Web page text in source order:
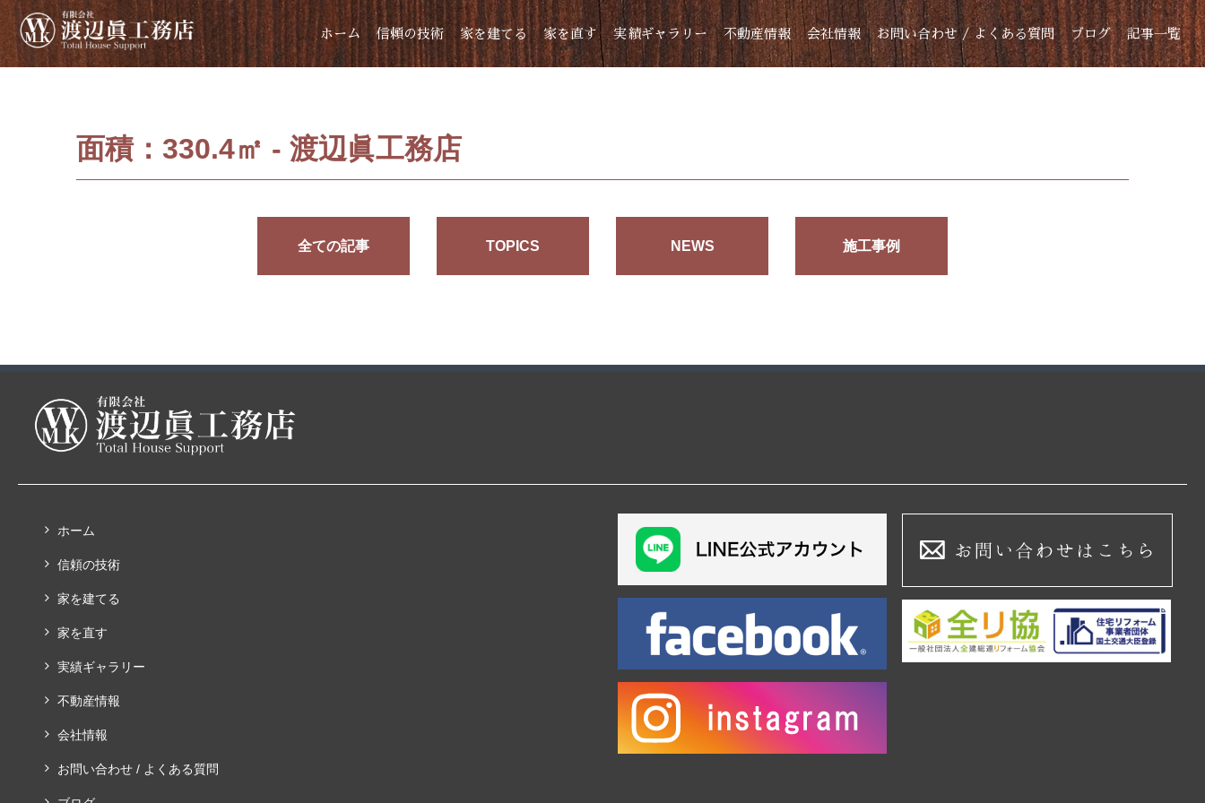
ホーム 信頼の技術 家を建てる 家を直す 実績ギャラリー 不動産情報 会社情報 お問い合わせ / よくある質問 ブログ 記事一覧
面積：330.4㎡ - 渡辺眞工務店
全ての記事 TOPICS NEWS 施工事例
ホーム
信頼の技術
家を建てる
家を直す
実績ギャラリー
不動産情報
会社情報
お問い合わせ / よくある質問